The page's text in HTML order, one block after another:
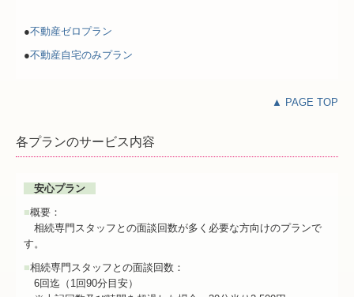
●不動産ゼロプラン
●不動産自宅のみプラン
▲ PAGE TOP
各プランのサービス内容
安心プラン
■概要：
相続専門スタッフとの面談回数が多く必要な方向けのプランで
す。
■相続専門スタッフとの面談回数：
6回迄（1回90分目安）